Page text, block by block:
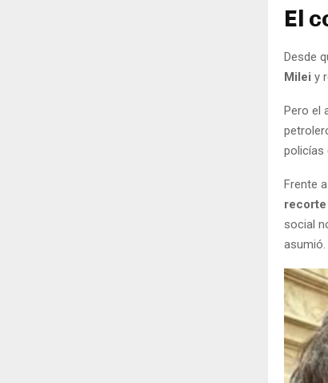
El
Desde
Milei y
Pero el
policías
Frente
recorte
social
asumió.